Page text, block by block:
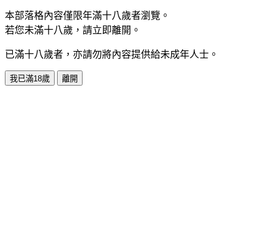
本部落格內容僅限年滿十八歲者瀏覽。
若您未滿十八歲，請立即離開。
已滿十八歲者，亦請勿將內容提供給未成年人士。
我已滿18歲 離開